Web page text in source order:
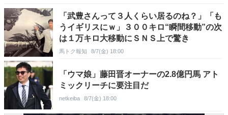
「武豊さんって３人くらい居るのね？」「も
うイギリスにｗ」３００キロ“瞬間移動”の次
は１万キロ大移動にＳＮＳ上で驚き
馬トク報知 8/7(金) 18:00
「ウマ娘」藤田晋オーナーの2.8億円馬 アト
ミックリーチに要注目だ
netkeiba 8/7(金) 18:00